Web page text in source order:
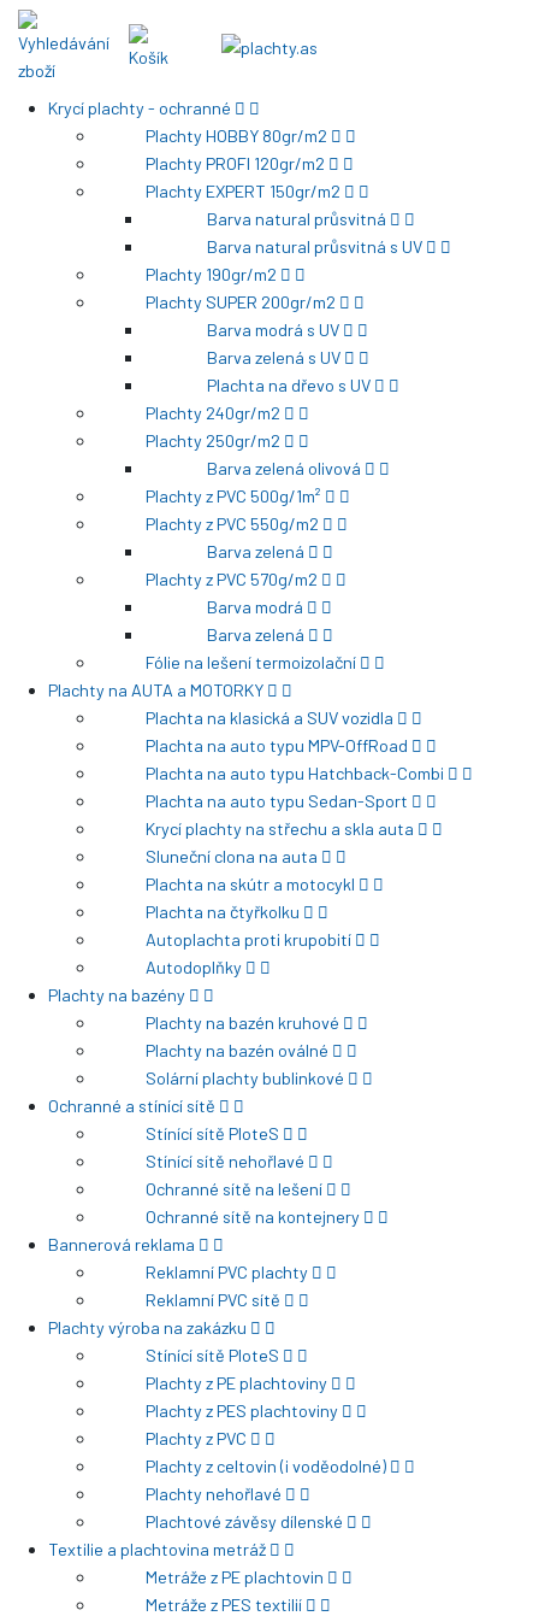
Krycí plachty - ochranné
Plachty HOBBY 80gr/m2
Plachty PROFI 120gr/m2
Plachty EXPERT 150gr/m2
Barva natural průsvitná
Barva natural průsvitná s UV
Plachty 190gr/m2
Plachty SUPER 200gr/m2
Barva modrá s UV
Barva zelená s UV
Plachta na dřevo s UV
Plachty 240gr/m2
Plachty 250gr/m2
Barva zelená olivová
Plachty z PVC 500g/1m²
Plachty z PVC 550g/m2
Barva zelená
Plachty z PVC 570g/m2
Barva modrá
Barva zelená
Fólie na lešení termoizolační
Plachty na AUTA a MOTORKY
Plachta na klasická a SUV vozidla
Plachta na auto typu MPV-OffRoad
Plachta na auto typu Hatchback-Combi
Plachta na auto typu Sedan-Sport
Krycí plachty na střechu a skla auta
Sluneční clona na auta
Plachta na skútr a motocykl
Plachta na čtyřkolku
Autoplachta proti krupobití
Autodoplňky
Plachty na bazény
Plachty na bazén kruhové
Plachty na bazén oválné
Solární plachty bublinkové
Ochranné a stínící sítě
Stínící sítě PloteS
Stínící sítě nehořlavé
Ochranné sítě na lešení
Ochranné sítě na kontejnery
Bannerová reklama
Reklamní PVC plachty
Reklamní PVC sítě
Plachty výroba na zakázku
Stínící sítě PloteS
Plachty z PE plachtoviny
Plachty z PES plachtoviny
Plachty z PVC
Plachty z celtovin (i voděodolné)
Plachty nehořlavé
Plachtové závěsy dílenské
Textilie a plachtovina metráž
Metráže z PE plachtovin
Metráže z PES textilií